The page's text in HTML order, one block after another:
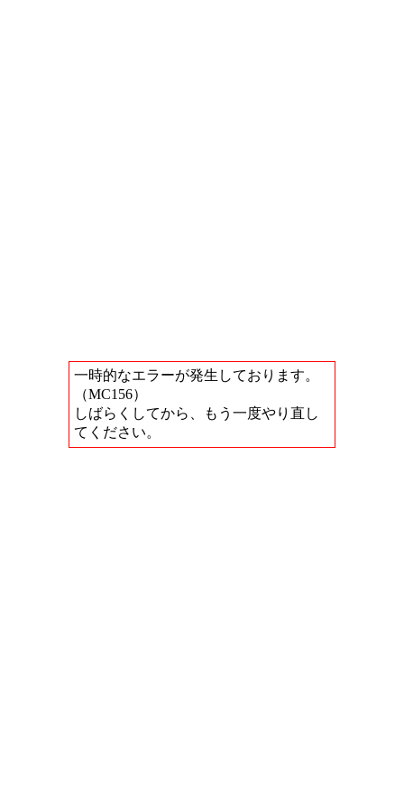
一時的なエラーが発生しております。
（MC156）
しばらくしてから、もう一度やり直し
てください。